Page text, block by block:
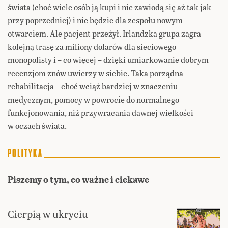
świata (choć wiele osób ją kupi i nie zawiodą się aż tak jak
przy poprzedniej) i nie będzie dla zespołu nowym
otwarciem. Ale pacjent przeżył. Irlandzka grupa zagra
kolejną trasę za miliony dolarów dla sieciowego
monopolisty i – co więcej – dzięki umiarkowanie dobrym
recenzjom znów uwierzy w siebie. Taka porządna
rehabilitacja – choć wciąż bardziej w znaczeniu
medycznym, pomocy w powrocie do normalnego
funkcjonowania, niż przywracania dawnej wielkości
w oczach świata.
Piszemy o tym, co ważne i ciekawe
Cierpią w ukryciu